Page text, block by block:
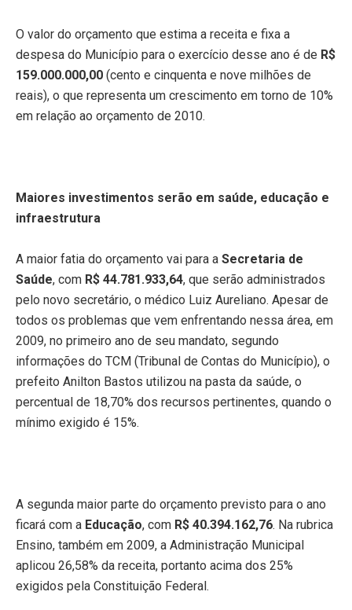
O valor do orçamento que estima a receita e fixa a
despesa do Município para o exercício desse ano é de R$
159.000.000,00 (cento e cinquenta e nove milhões de
reais), o que representa um crescimento em torno de 10%
em relação ao orçamento de 2010.
Maiores investimentos serão em saúde, educação e
infraestrutura
A maior fatia do orçamento vai para a Secretaria de
Saúde, com R$ 44.781.933,64, que serão administrados
pelo novo secretário, o médico Luiz Aureliano. Apesar de
todos os problemas que vem enfrentando nessa área, em
2009, no primeiro ano de seu mandato, segundo
informações do TCM (Tribunal de Contas do Município), o
prefeito Anilton Bastos utilizou na pasta da saúde, o
percentual de 18,70% dos recursos pertinentes, quando o
mínimo exigido é 15%.
A segunda maior parte do orçamento previsto para o ano
ficará com a Educação, com R$ 40.394.162,76. Na rubrica
Ensino, também em 2009, a Administração Municipal
aplicou 26,58% da receita, portanto acima dos 25%
exigidos pela Constituição Federal.